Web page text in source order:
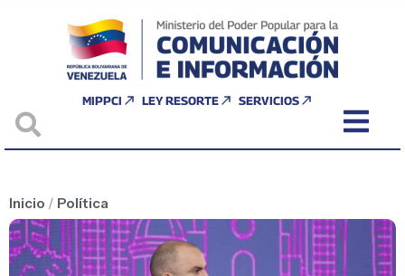
MIPPCI LEY RESORTE SERVICIOS
Inicio / Política